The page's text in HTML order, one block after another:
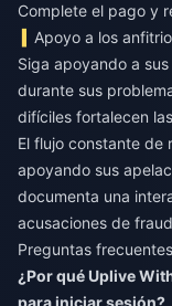
Complete el pago y
Apoyo a los
Siga apoyando a
durante sus
difíciles fortalecen
El flujo constante de
apoyando sus
documenta una
acusaciones de
Preguntas
¿Por qué Uplive